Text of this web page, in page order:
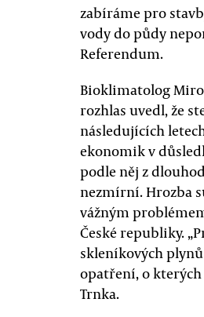
zabíráme pro
vody do půdy
Referendum.
Bioklimatolog
rozhlas uvedl, že
následujících
ekonomik v
podle něj z
nezmírní. Hrozba
vážným
České republiky.
skleníkových
opatření, o
Trnka.